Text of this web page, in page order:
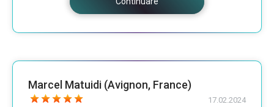
Marcel Matuidi (Avignon, France)
17.02.2024